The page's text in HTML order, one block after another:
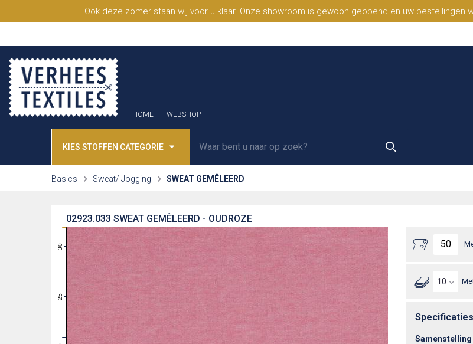
Ook deze zomer staan wij voor u klaar. Onze showroom is gewoon geopend en uw bestellingen
HOME WEBSHOP
KIES STOFFEN CATEGORIE
Basics Sweat/ Jogging SWEAT GEMÊLEERD
SWEAT GEMÊLEERD - OUDROZE
02923.033
21
22
23
24
25
26
27
28
29
30
Specificaties
Samenstelling